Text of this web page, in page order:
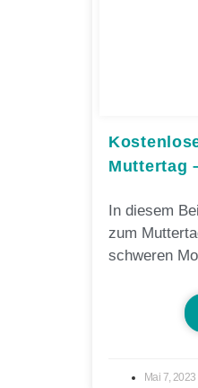
Muttertag
In diesem
zum
schweren
Mai 7, 2023